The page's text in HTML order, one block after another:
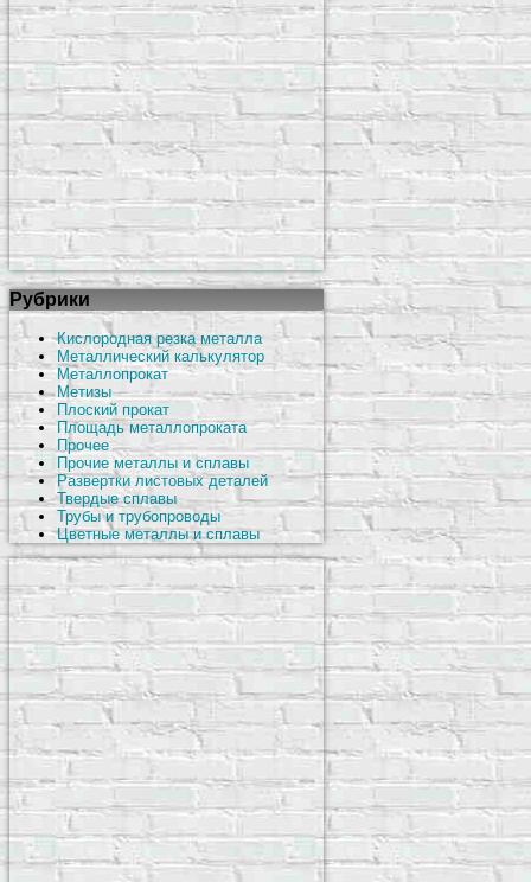
Рубрики
Кислородная резка металла
Металлический калькулятор
Металлопрокат
Метизы
Плоский прокат
Площадь металлопроката
Прочее
Прочие металлы и сплавы
Развертки листовых деталей
Твердые сплавы
Трубы и трубопроводы
Цветные металлы и сплавы